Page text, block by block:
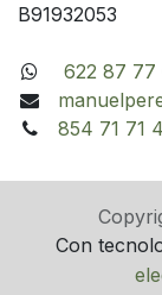
B91932053
622 87 77
854 71 71
Con